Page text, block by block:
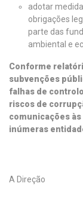
adotar
obrigações
parte das
ambiental e
Conforme
subvenções
falhas de
riscos de
comunicações
inúmeras
A Direção